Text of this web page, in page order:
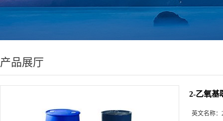
产品展厅
2-乙氧基
英文名称：